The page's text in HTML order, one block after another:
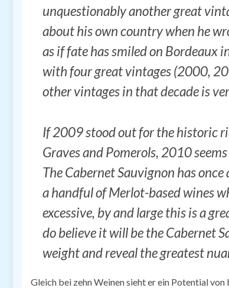
unquestionably another great
about his own country when he
as if fate has smiled on Bordeaux
with four great vintages (2000,
other vintages in that decade is
If 2009 stood out for the historic
Graves and Pomerols, 2010
The Cabernet Sauvignon has
a handful of Merlot-based wines
excessive, by and large this is a
do believe it will be the Cabernet
weight and reveal the greatest
Gleich bei zehn Weinen sieht er ein Potential